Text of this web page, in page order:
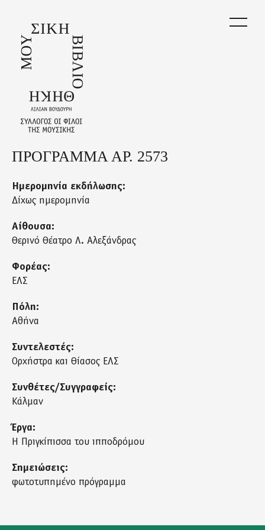
main
content
Back
top
ΠΡΟΓΡΑΜΜΑ ΑΡ. 2573
Ημερομηνία εκδήλωσης:
Δίχως ημερομηνία
Αίθουσα:
Θερινό Θέατρο Λ. Αλεξάνδρας
Φορέας:
ΕΛΣ
Πόλη:
Αθήνα
Συντελεστές:
Ορχήστρα και Θίασος ΕΛΣ
Συνθέτες/Συγγραφείς:
Κάλμαν
Έργα:
Η Πριγκίπισσα του ιπποδρόμου
Σημειώσεις:
φωτοτυπημένο πρόγραμμα